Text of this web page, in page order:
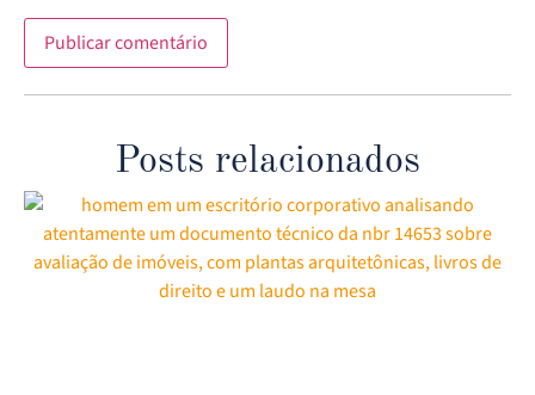
Posts relacionados